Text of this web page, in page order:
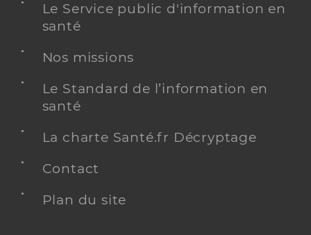
Le Service public d'information en
santé
Nos missions
Le Standard de l’information en
santé
La charte Santé.fr Décryptage
Contact
Plan du site